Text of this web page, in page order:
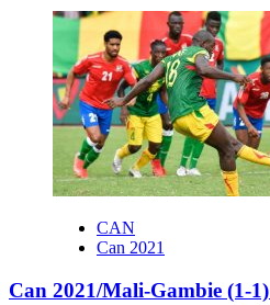
CAN
Can 2021
Can 2021/Mali-Gambie (1-